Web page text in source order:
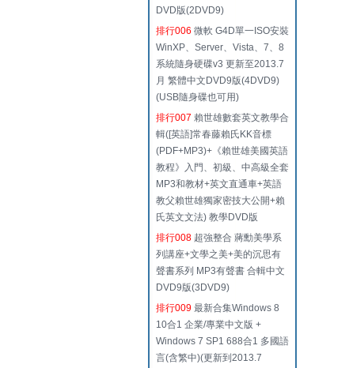
DVD版(2DVD9)
排行006 微軟 G4D單一ISO安裝
WinXP、Server、Vista、7、8
系統隨身硬碟v3 更新至2013.7
月 繁體中文DVD9版(4DVD9)
(USB隨身碟也可用)
排行007 賴世雄數套英文教學合
輯([英語]常春藤賴氏KK音標
(PDF+MP3)+《賴世雄美國英語
教程》入門、初級、中高級全套
MP3和教材+英文直通車+英語
教父賴世雄獨家密技大公開+賴
氏英文文法) 教學DVD版
排行008 超強整合 蔣勳美學系
列講座+文學之美+美的沉思有
聲書系列 MP3有聲書 合輯中文
DVD9版(3DVD9)
排行009 最新合集Windows 8
10合1 企業/專業中文版 +
Windows 7 SP1 688合1 多國語
言(含繁中)(更新到2013.7